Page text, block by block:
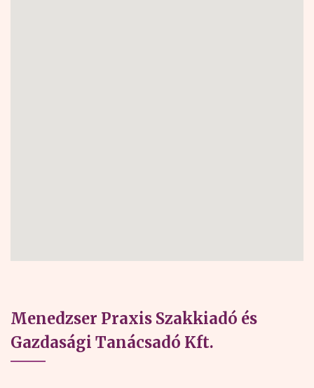
Menedzser Praxis Szakkiadó és
Gazdasági Tanácsadó Kft.